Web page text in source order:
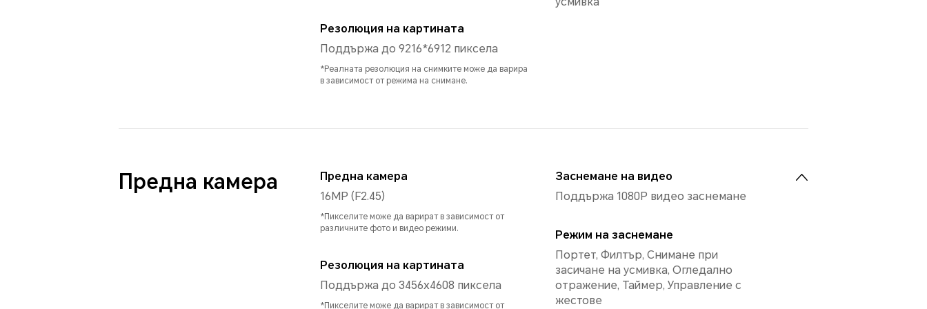
Резолюция на картината
Поддържа до 9216*6912 пиксела
*Реалната резолюция на снимките може да варира
в зависимост от режима на снимане.
Предна камера
Предна камера
16MP (F2.45)
*Пикселите може да варират в зависимост от
различните фото и видео режими.
Резолюция на картината
Поддържа до 3456x4608 пиксела
*Пикселите може да варират в зависимост от
Заснемане на видео
Поддържа 1080P видео заснемане
Режим на заснемане
Портет, Филтър, Снимане при
засичане на усмивка, Огледално
отражение, Таймер, Управление с
жестове